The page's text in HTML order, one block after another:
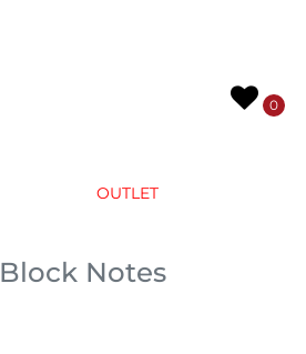
0
OUTLET
Block Notes